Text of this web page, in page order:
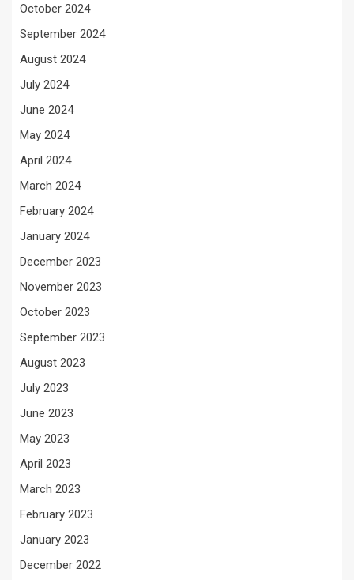
October 2024
September 2024
August 2024
July 2024
June 2024
May 2024
April 2024
March 2024
February 2024
January 2024
December 2023
November 2023
October 2023
September 2023
August 2023
July 2023
June 2023
May 2023
April 2023
March 2023
February 2023
January 2023
December 2022